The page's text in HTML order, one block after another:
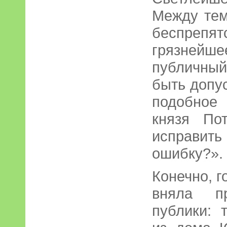
Между
быть
князя
ошибку?».
Конечно,
вняла
публики: